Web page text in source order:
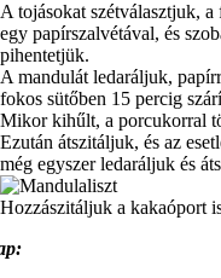
A tojásokat szétválasztjuk,
egy papírszalvétával, és
pihentetjük.
A mandulát ledaráljuk,
fokos sütőben 15 percig
Mikor kihűlt, a porcukorral
Ezután átszitáljuk, és az
még egyszer ledaráljuk és
Hozzászitáljuk a kakaóport